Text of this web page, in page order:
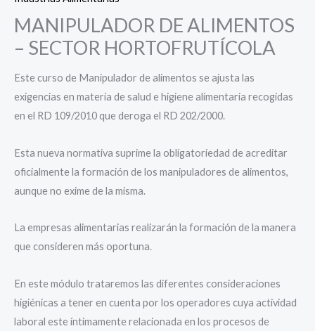
MANIPULADOR DE ALIMENTOS
– SECTOR HORTOFRUTÍCOLA
Este curso de Manipulador de alimentos se ajusta las
exigencias en materia de salud e higiene alimentaria recogidas
en el RD 109/2010 que deroga el RD 202/2000.
Esta nueva normativa suprime la obligatoriedad de acreditar
oficialmente la formación de los manipuladores de alimentos,
aunque no exime de la misma.
La empresas alimentarias realizarán la formación de la manera
que consideren más oportuna.
En este módulo trataremos las diferentes consideraciones
higiénicas a tener en cuenta por los operadores cuya actividad
laboral este íntimamente relacionada en los procesos de